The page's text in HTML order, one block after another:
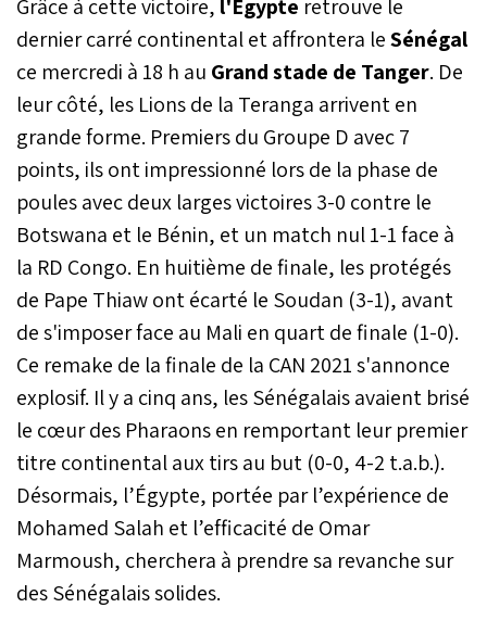
Nigeria ont validé leur
billet pour le dernier
carré. Deux affiches de
programme mercredi 14
janvier à Tanger et Rabat,
avec en ligne de mire une
place en finale et l’entrée
dans l’histoire du football
continental.
Grâce à cette victoire, l'Égypte retrouve le
dernier carré continental et affrontera leSénégal
ce mercredi à 18 h au Grand stade de Tanger. De
leur côté, les Lions de la Teranga arrivent en
grande forme. Premiers du Groupe D avec 7
points, ils ont impressionné lors de la phase de
poules avec deux larges victoires 3-0 contre le
Botswana et le Bénin, et un match nul 1-1 face à
la RD Congo. En huitième de finale, les protégés
de Pape Thiaw ont écarté le Soudan (3-1), avant
de s'imposer face au Mali en quart de finale (1-0).
Ce remake de la finale de la CAN 2021 s'annonce
explosif. Il y a cinq ans, les Sénégalais avaient brisé
le cœur des Pharaons en remportant leur premier
titre continental aux tirs au but (0-0, 4-2 t.a.b.).
Désormais, l’Égypte, portée par l’expérience de
Mohamed Salah et l’efficacité de Omar
Marmoush, cherchera à prendre sa revanche sur
des Sénégalais solides.